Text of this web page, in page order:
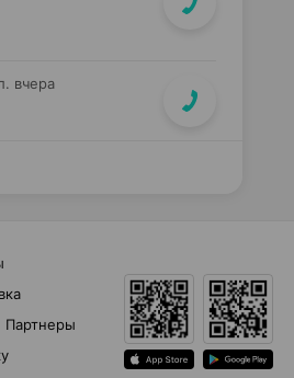
вчера
Партнеры